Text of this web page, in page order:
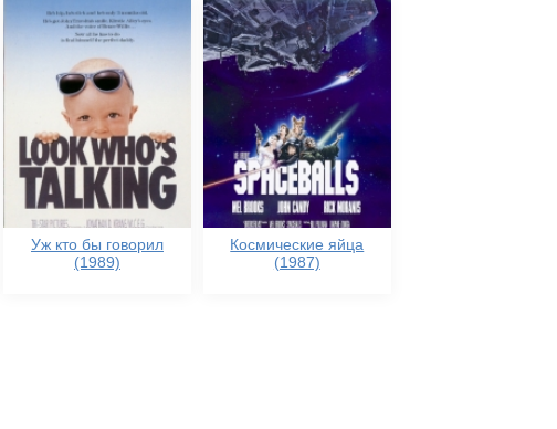
Уж кто бы говорил
(1989)
Космические яйца
(1987)